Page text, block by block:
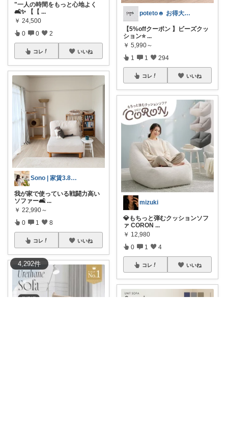
4,292件
"一人の時間をもっと心地よく
🛋️✨ 【【 ...
￥ 24,500
0 0 2
コレ いいね
Sono | 家賃3.8万築古賃貸暮らし
我が家で使っている戦闘力高い
ソファー🛋️...
￥ 22,990～
0 1 8
コレ いいね
poteto☻ お得大好き💜
【5%offクーポン 】ビーズクッ
ション⭐ ...
￥ 5,990～
1 1 294
コレ いいね
mizuki
💎もちっと弾むクッションソフ
ァ CORON ...
￥ 12,980
0 1 4
コレ いいね